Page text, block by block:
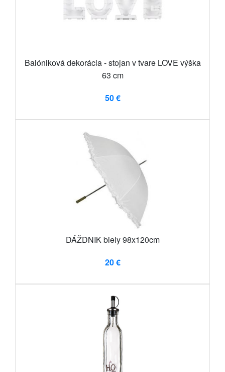
Balóniková dekorácia - stojan v tvare LOVE výška
63 cm
50 €
DÁŽDNIK biely 98x120cm
20 €